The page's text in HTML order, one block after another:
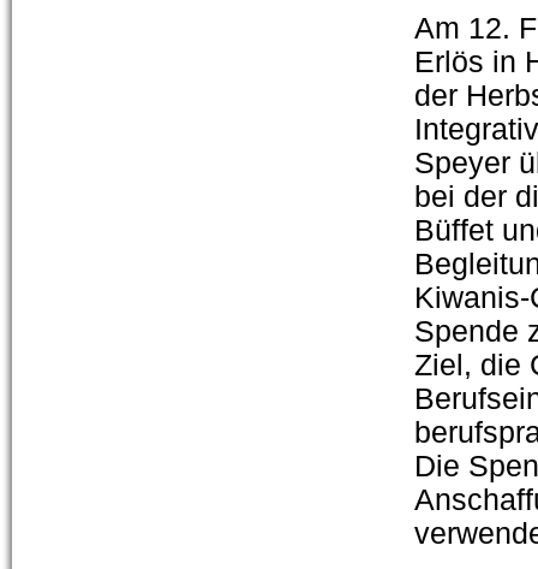
Am 12.
Erlös in
der
Speyer
bei der
Büffet
Spende
Ziel, die
Die